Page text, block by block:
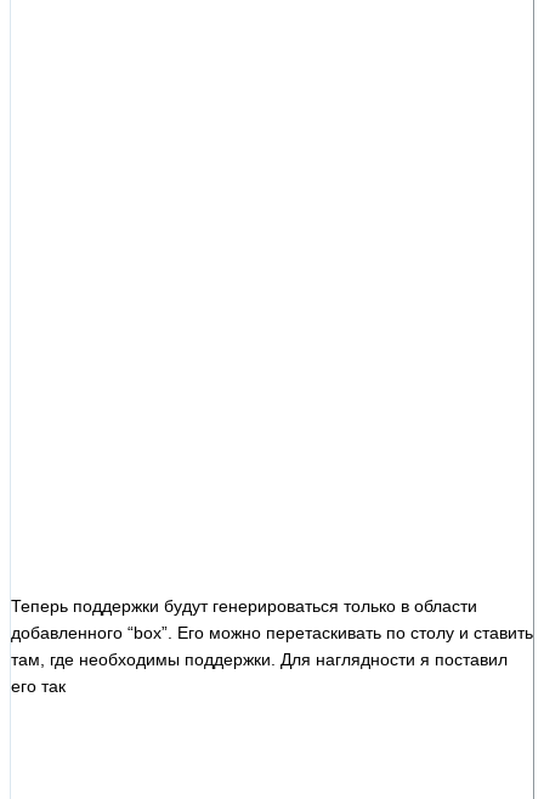
Теперь поддержки будут генерироваться только в области
добавленного “box”. Его можно перетаскивать по столу и ставить
там, где необходимы поддержки. Для наглядности я поставил
его так